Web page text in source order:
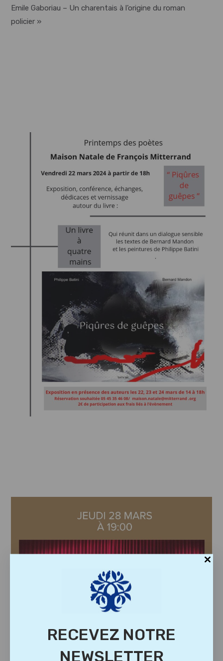
Emile Gaboriau – Un charentais à l’origine du roman
policier »
RECEVEZ NOTRE
NEWSLETTER